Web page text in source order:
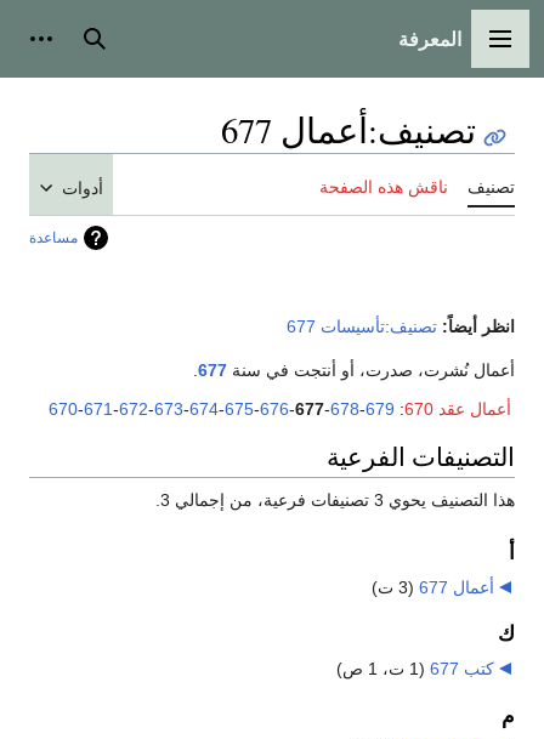
القائمة الرئيسية
المعرفة بحث
تصنيف:أعمال 677
تصنيف ناقش هذه الصفحة أدوات
مساعدة
انظر أيضاً: تصنيف:تأسيسات 677
أعمال نُشرت، صدرت، أو أنتجت في سنة 677
أعمال عقد 670
:
670-671-672-673-674-675-676-677-678-679
التصنيفات الفرعية
هذا التصنيف يحوي 3 تصنيفات فرعية، من إجمالي 3.
أعمال 677 (3 ت)
ك
كتب 677 (1 ت، 1 ص)
م